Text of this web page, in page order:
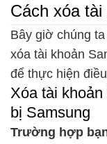
Cách xóa
Bây giờ chúng
xóa tài khoản
để thực hiện
Xóa tài
bị Samsung
Trường hợp